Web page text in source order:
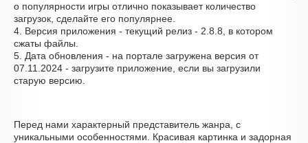
о популярности игры отлично показывает количество
загрузок, сделайте его популярнее.
4. Версия приложения - текущий релиз - 2.8.8, в котором
сжаты файлы.
5. Дата обновления - на портале загружена версия от
07.11.2024 - загрузите приложение, если вы загрузили
старую версию.
Перед нами характерный представитель жанра, с
уникальными особенностями. Красивая картинка и задорная